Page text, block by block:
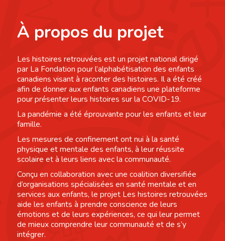
À propos du projet
Les histoires retrouvées est un projet national dirigé
par La Fondation pour l’alphabétisation des enfants
canadiens visant à raconter des histoires. Il a été créé
afin de donner aux enfants canadiens une plateforme
pour présenter leurs histoires sur la COVID-19.
La pandémie a été éprouvante pour les enfants et leur
famille.
Les mesures de confinement ont nui à la santé
physique et mentale des enfants, à leur réussite
scolaire et à leurs liens avec la communauté.
Conçu en collaboration avec une coalition diversifiée
d’organisations spécialisées en santé mentale et en
services aux enfants, le projet Les histoires retrouvées
aide les enfants à prendre conscience de leurs
émotions et de leurs expériences, ce qui leur permet
de mieux comprendre leur communauté et de s’y
intégrer.